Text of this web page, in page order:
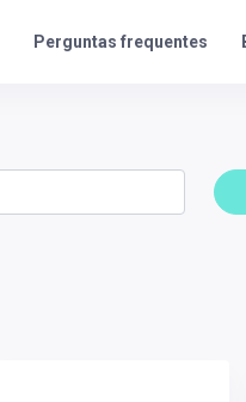
Perguntas frequentes